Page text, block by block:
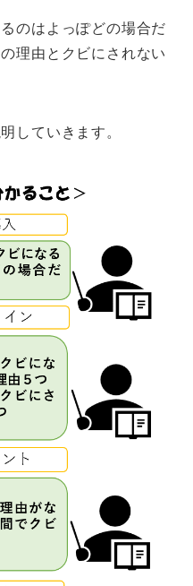
のはよっぽどの場合だ
理由とクビにされない
していきます。